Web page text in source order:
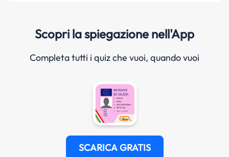
Scopri la spiegazione nell'App
Completa tutti i quiz che vuoi, quando vuoi
SCARICA GRATIS